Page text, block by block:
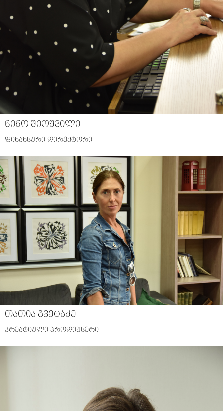
ნინო შიოშვილი
ფინანსური დირექტორი
თათია გვეტაძე
კრეატიული პროდიუსერი